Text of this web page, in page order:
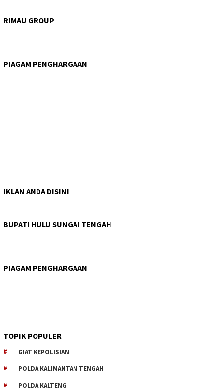
RIMAU GROUP
PIAGAM PENGHARGAAN
IKLAN ANDA DISINI
BUPATI HULU SUNGAI TENGAH
PIAGAM PENGHARGAAN
TOPIK POPULER
GIAT KEPOLISIAN
POLDA KALIMANTAN TENGAH
POLDA KALTENG